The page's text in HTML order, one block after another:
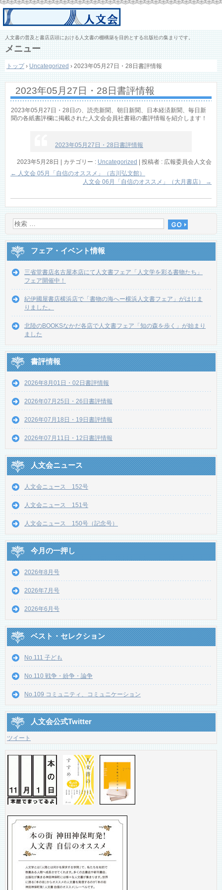
人文書の普及と書店店頭における人文書の棚構築を目的とする出版社の集まりです。
メニュー
ン
ン
へ
トップ › Uncategorized › 2023年05月27日・28日書評情報
2023年05月27日・28日書評情報
2023年05月27日・28日の、読売新聞、朝日新聞、日本経済新聞、毎日新
聞の各紙書評欄に掲載された人文会会員社書籍の書評情報を紹介します！
2023年05月27日・28日書評情報
2023年5月28日 | カテゴリー : Uncategorized | 投稿者 : 広報委員会人文会
← 人文会 05月「自信のオススメ」（吉川弘文館）
人文会 06月「自信のオススメ」（大月書店）
→
フェア・イベント情報
三省堂書店名古屋本店にて人文書フェア「人文学を彩る書物たち」
フェア開催中！
紀伊國屋書店横浜店で「書物の海へー横浜人文書フェア」がはじま
りました。
北陸のBOOKSなかだ各店で人文書フェア「知の森を歩く」が始まり
ました
書評情報
2026年8月01日・02日書評情報
2026年07月25日・26日書評情報
2026年07月18日・19日書評情報
2026年07月11日・12日書評情報
人文会ニュース
人文会ニュース 152号
人文会ニュース 151号
人文会ニュース 150号（記念号）
今月の一押し
2026年8月号
2026年7月号
2026年6月号
ベスト・セレクション
No.111 子ども
No.110 戦争・紛争・論争
No.109 コミュニティ、コミュニケーション
人文会公式Twitter
ツイート